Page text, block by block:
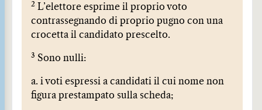
2
L’elettore esprime il proprio voto
contrassegnando di proprio pugno con una
crocetta il candidato prescelto.
3 Sono nulli:
a. i voti espressi a candidati il cui nome non
figura prestampato sulla scheda;